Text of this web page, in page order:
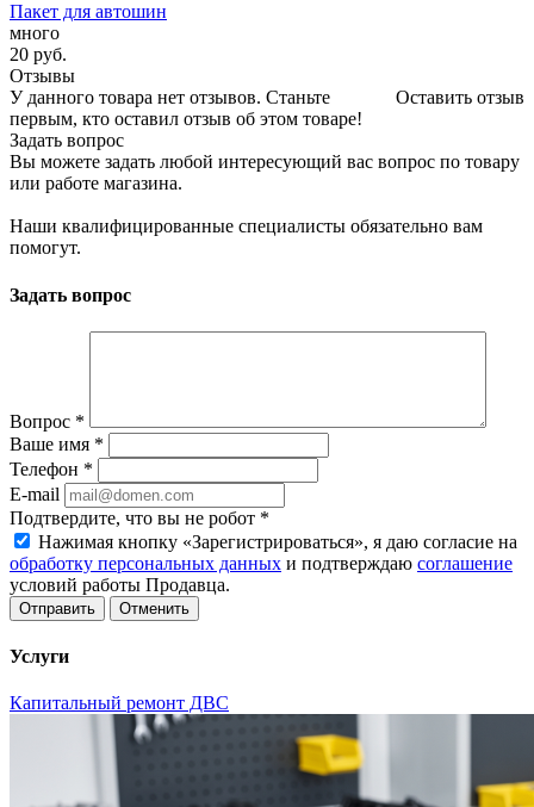
Пакет для автошин
много
20 руб.
Отзывы
Оставить отзыв
У данного товара нет отзывов. Станьте
первым, кто оставил отзыв об этом товаре!
Задать вопрос
Вы можете задать любой интересующий вас вопрос по товару
или работе магазина.
Наши квалифицированные специалисты обязательно вам
помогут.
Задать вопрос
Вопрос *
Ваше имя *
Телефон *
E-mail
Подтвердите, что вы не робот *
Нажимая кнопку «Зарегистрироваться», я даю согласие на
обработку персональных данных и подтверждаю соглашение
условий работы Продавца.
Отменить
Услуги
Капитальный ремонт ДВС